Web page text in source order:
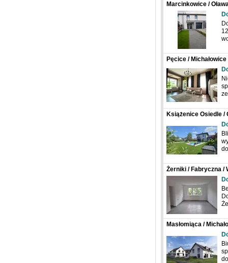
Marcinkowice /
Pęcice /
Książenice Osiedle /
mazowieckie / Polska
Żerniki / Fabryczna /
Masłomiąca /